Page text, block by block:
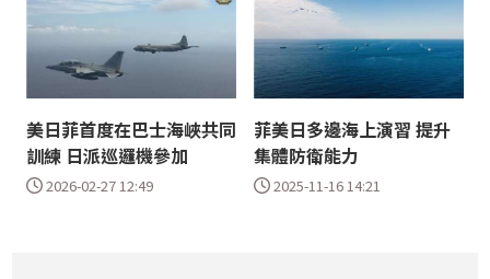
美日菲首度在巴士海峽共同
訓練 日派巡邏機參加
2026-02-27 12:49
菲美日多邊海上演習 提升
集體防衛能力
2025-11-16 14:21